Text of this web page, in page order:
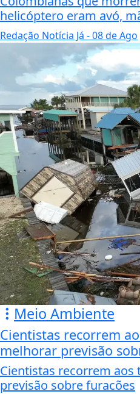
helicóptero eram avó,
Redação Notícia Já - 08 de Ago
Meio Ambiente
Cientistas recorrem
melhorar previsão
Cientistas recorrem
previsão sobre furacões